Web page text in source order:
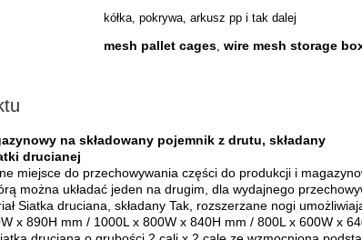
kółka, pokrywa, arkusz pp i tak dalej
mesh pallet cages, wire mesh storage
na składowany pojemnik z drutu, składany
drucianej
miejsce do przechowywania części do produkcji i
można układać jeden na drugim, dla wydajnego
Siatka druciana, składany Tak, rozszerzane nogi
x 890H mm / 1000L x 800W x 840H mm / 800L x 600W x